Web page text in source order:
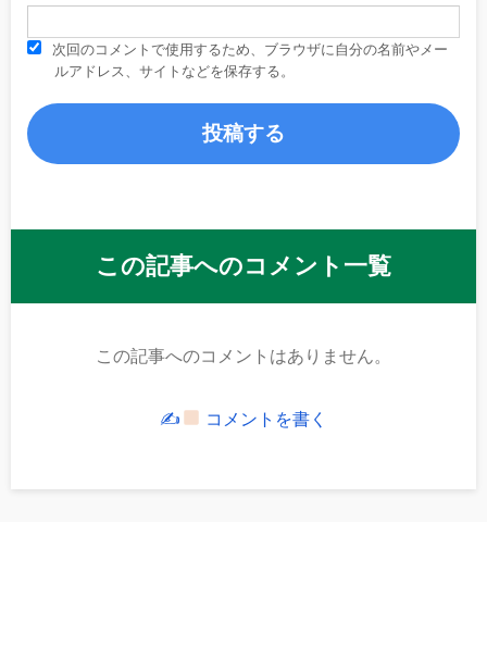
次回のコメントで使用するため、ブラウザに自分の名前やメー
ルアドレス、サイトなどを保存する。
この記事へのコメント一覧
この記事へのコメントはありません。
✍ コメントを書く